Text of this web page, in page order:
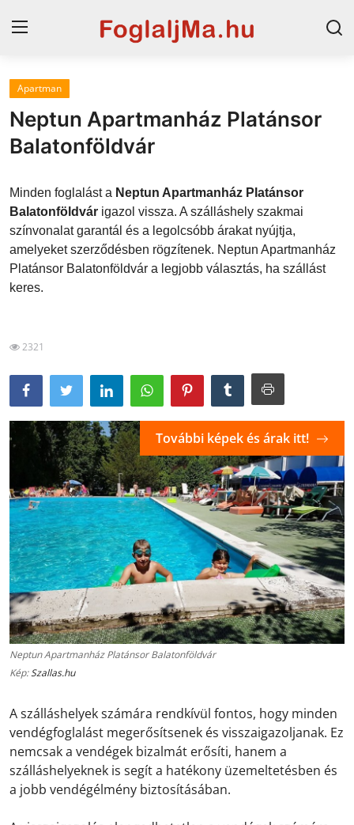
Horvát tengerpart
Magyarország
Szállások a Balatonon
Szállások Hajdúszoboszlón
Blog
Apartman
Neptun Apartmanház Platánsor
Balatonföldvár
Minden foglalást a Neptun Apartmanház Platánsor
Balatonföldvár igazol vissza. A szálláshely szakmai
színvonalat garantál és a legolcsóbb árakat nyújtja,
amelyeket szerződésben rögzítenek. Neptun Apartmanház
Platánsor Balatonföldvár a legjobb választás, ha szállást
keres.
2321
Neptun Apartmanház Platánsor Balatonföldvár
Kép:Szallas.hu
További képek és árak itt!
A szálláshelyek számára rendkívül fontos, hogy minden
vendégfoglalást megerősítsenek és visszaigazoljanak. Ez
nemcsak a vendégek bizalmát erősíti, hanem a
szálláshelyeknek is segít a hatékony üzemeltetésben és
a jobb vendégélmény biztosításában.